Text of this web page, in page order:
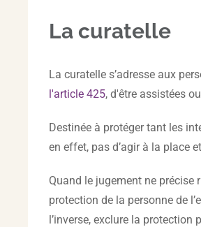
La curatelle
La curatelle s’adresse aux
l'article 425, d'être assistées
Destinée à protéger tant les
en effet, pas d’agir à la place
Quand le jugement ne
protection de la personne de
l’inverse, exclure la protection